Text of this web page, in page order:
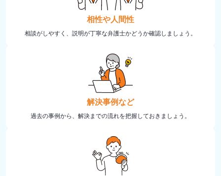
相性や人間性
相談がしやすく、説明が丁寧な弁護士かどうか確認しましょう。
解決事例など
過去の事例から、解決までの流れを把握しておきましょう。